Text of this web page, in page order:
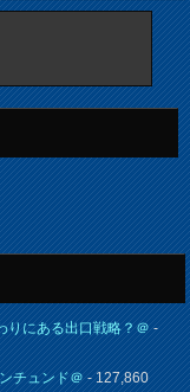
りにある出口戦略？＠-
チュンド＠- 127,860